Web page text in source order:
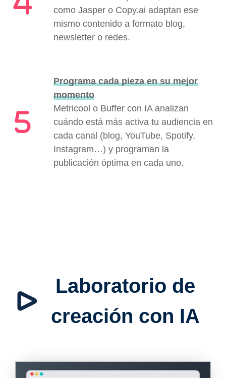
como Jasper o Copy.ai adaptan ese
mismo contenido a formato blog,
newsletter o redes.
Programa cada pieza en su mejor
momento
Metricool o Buffer con IA analizan
cuándo está más activa tu audiencia en
cada canal (blog, YouTube, Spotify,
Instagram…) y programan la
publicación óptima en cada uno.
Laboratorio de
creación con IA